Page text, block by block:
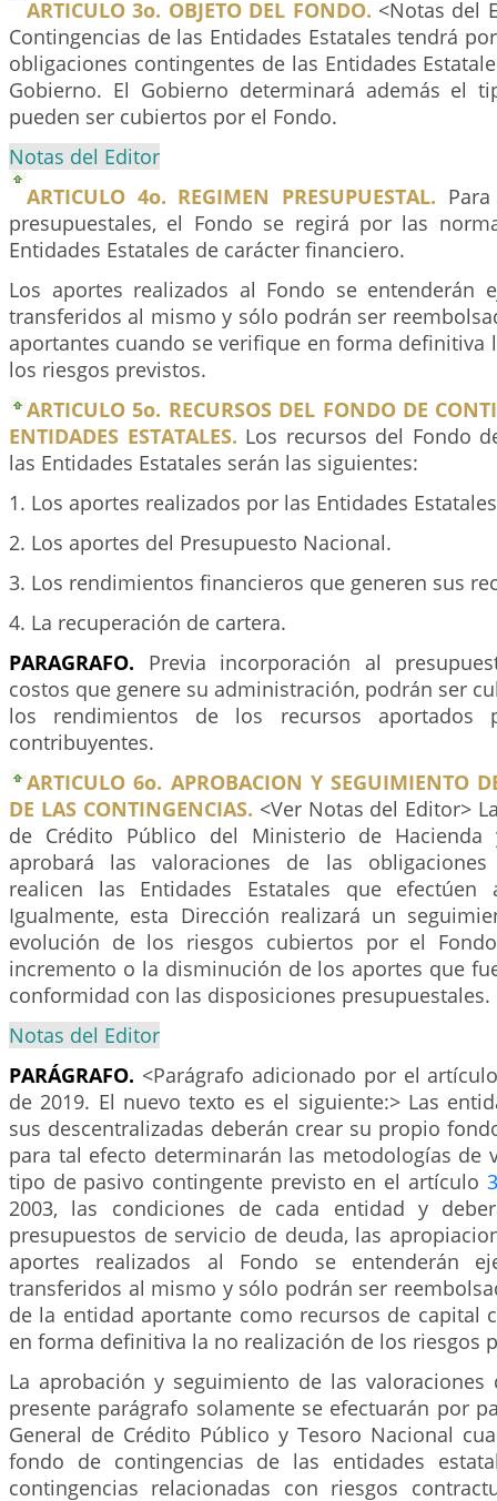
ARTICULO 3o. OBJETO DEL FONDO. <Notas del
Contingencias de las Entidades Estatales tendrá
obligaciones contingentes de las Entidades
Gobierno. El Gobierno determinará además el
pueden ser cubiertos por el Fondo.
Notas del Editor
ARTICULO 4o. REGIMEN PRESUPUESTAL.
presupuestales, el Fondo se regirá por las
Entidades Estatales de carácter financiero.
Los aportes realizados al Fondo se entenderán
transferidos al mismo y sólo podrán ser
aportantes cuando se verifique en forma definitiva
los riesgos previstos.
ARTICULO 5o. RECURSOS DEL FONDO DE
ENTIDADES ESTATALES. Los recursos del Fondo
las Entidades Estatales serán las siguientes:
1. Los aportes realizados por las Entidades
2. Los aportes del Presupuesto Nacional.
3. Los rendimientos financieros que generen sus
4. La recuperación de cartera.
PARAGRAFO. Previa incorporación al
costos que genere su administración, podrán ser
los rendimientos de los recursos aportados
contribuyentes.
ARTICULO 6o. APROBACION Y SEGUIMIENTO
DE LAS CONTINGENCIAS. <Ver Notas del Editor>
de Crédito Público del Ministerio de Hacienda
aprobará las valoraciones de las obligaciones
realicen las Entidades Estatales que efectúen
Igualmente, esta Dirección realizará un
evolución de los riesgos cubiertos por el
incremento o la disminución de los aportes que
conformidad con las disposiciones presupuestales.
Notas del Editor
PARÁGRAFO. <Parágrafo adicionado por el
de 2019. El nuevo texto es el siguiente:> Las
sus descentralizadas deberán crear su propio
para tal efecto determinarán las metodologías de
tipo de pasivo contingente previsto en el artículo
2003, las condiciones de cada entidad y
presupuestos de servicio de deuda, las
aportes realizados al Fondo se entenderán
transferidos al mismo y sólo podrán ser
de la entidad aportante como recursos de capital
en forma definitiva la no realización de los riesgos
La aprobación y seguimiento de las
presente parágrafo solamente se efectuarán por
General de Crédito Público y Tesoro Nacional
fondo de contingencias de las entidades
contingencias relacionadas con riesgos